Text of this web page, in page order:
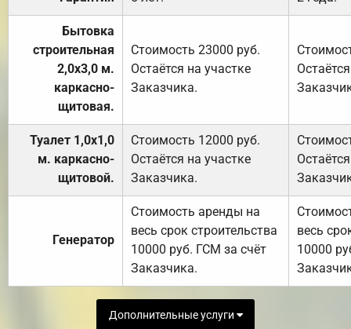
Бытовка
строительная
2,0х3,0 м.
каркасно-
щитовая.
Стоимость 23000 руб.
Остаётся на участке
Заказчика.
Туалет 1,0х1,0
м. каркасно-
щитовой.
Стоимость 12000 руб.
Остаётся на участке
Заказчика.
Генератор
Стоимость аренды на
весь срок строительства
10000 руб. ГСМ за счёт
Заказчика.
весь
10000
Дополнительные услуги